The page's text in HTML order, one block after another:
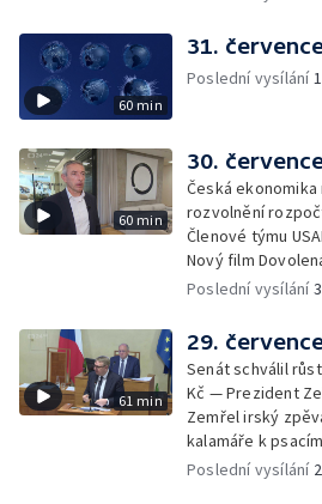
60 min
31.
Poslední vysílání
60 min
30.
Česká
rozvolnění
Členové týmu
Nový film
Poslední vysílání
61 min
29.
Senát schválil
Kč — Prezident
Zemřel irský
kalamáře k
Poslední vysílání